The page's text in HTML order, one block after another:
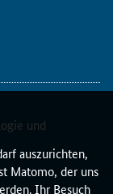
auszurichten,
Matomo, der uns
Ihr Besuch
und